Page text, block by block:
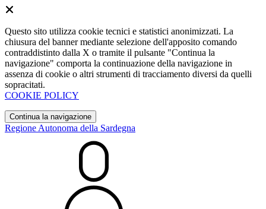
Questo sito utilizza cookie tecnici e statistici anonimizzati. La
chiusura del banner mediante selezione dell'apposito comando
contraddistinto dalla X o tramite il pulsante "Continua la
navigazione" comporta la continuazione della navigazione in
assenza di cookie o altri strumenti di tracciamento diversi da quelli
sopracitati.
COOKIE POLICY
Continua la navigazione
Regione Autonoma della Sardegna